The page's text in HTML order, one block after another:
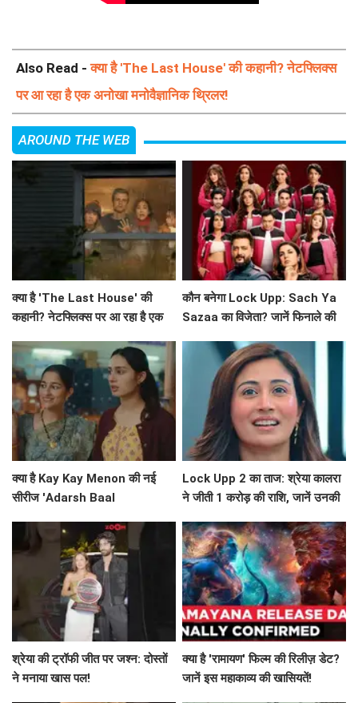
Also Read -क्या है 'The Last House' की कहानी? नेटफ्लिक्स
पर आ रहा है एक अनोखा मनोवैज्ञानिक थ्रिलर!
AROUND THE WEB
क्या है 'The Last House' की
कहानी? नेटफ्लिक्स पर आ रहा है एक
कौन बनेगा Lock Upp: Sach Ya
Sazaa का विजेता? जानें फिनाले की
क्या है Kay Kay Menon की नई
सीरीज 'Adarsh Baal
Lock Upp 2 का ताज: श्रेया कालरा
ने जीती 1 करोड़ की राशि, जानें उनकी
श्रेया की ट्रॉफी जीत पर जश्न: दोस्तों
ने मनाया खास पल!
क्या है 'रामायण' फिल्म की रिलीज़ डेट?
जानें इस महाकाव्य की खासियतें!